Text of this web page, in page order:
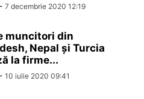
- 7 decembrie 2020 12:19
muncitori din
Nepal și Turcia
la firme...
- 10 iulie 2020 09:41